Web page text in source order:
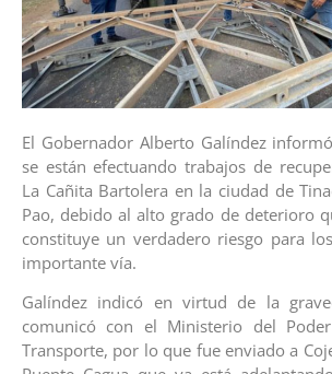
El Gobernador Alberto Galíndez
se están efectuando trabajos de
La Cañita Bartolera en la ciudad de
Pao, debido al alto grado de deterioro
constituye un verdadero riesgo para
importante vía.
Galíndez indicó en virtud de la
comunicó con el Ministerio del
Transporte, por lo que fue enviado a